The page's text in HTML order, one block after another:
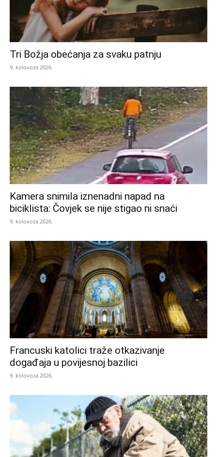
Tri Božja obećanja za svaku patnju
9. kolovoza 2026.
Kamera snimila iznenadni napad na
biciklista: Čovjek se nije stigao ni snaći
9. kolovoza 2026.
Francuski katolici traže otkazivanje
događaja u povijesnoj bazilici
9. kolovoza 2026.